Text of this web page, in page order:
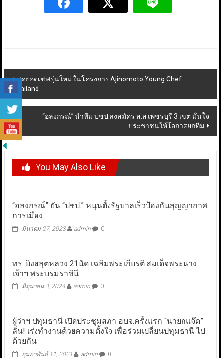
Post
navigation
สุดยอดเชฟรุ่นใหม่ ในโครงการ Ajinomoto Young Chef
Thailand
“อลงกรณ์” นำทีม ปชป.ลงสมัคร ส.ส.เพชรบุรี 3 เขต มั่นใจ
ประชาชนให้โอกาสยกทีม
You May Also Like
“อลงกรณ์” ยัน “ปชป.” หนุนตั้งรัฐบาลเร็วป้องกันสุญญากาศ
การเมือง
มีนาคม 27, 2023 admin 0
ทร. ยิงสลุตหลวง 21นัด เฉลิมพระเกียรติ สมเด็จพระนาง
เจ้าฯ พระบรมราชินี
มิถุนายน 3, 2024 admin 0
ผู้ว่าฯ ปทุมธานี เปิดประชุมสภา อบจ.ครั้งแรก “นายกแจ๊ด”
ลั่น! เร่งทำงานด้วยความตั้งใจ เพื่อร่วมเปลี่ยนปทุมธานี ไป
ด้วยกัน
กุมภาพันธ์ 11, 2021 admin 0